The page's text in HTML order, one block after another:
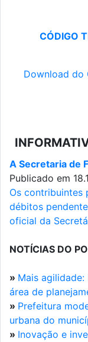
CÓDIGO
Download do
A Secretaria de
Publicado em
Os contribuintes
débitos
oficial da
NOTÍCIAS DO
» Mais
área de
» Prefeitura
urbana do
» Inovação e